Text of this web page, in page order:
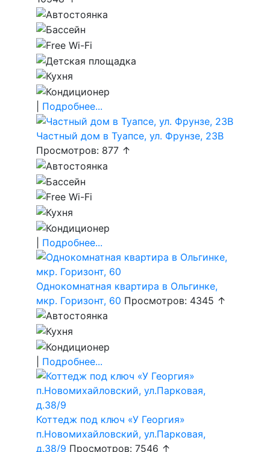
Подробнее...
Частный дом в Туапсе, ул. Фрунзе, 23В
Просмотров: 877 ↑
Подробнее...
Однокомнатная квартира в Ольгинке,
мкр. Горизонт, 60 Просмотров: 4345 ↑
Подробнее...
Коттедж под ключ «У Георгия»
п.Новомихайловский, ул.Парковая,
д.38/9 Просмотров: 7546 ↑